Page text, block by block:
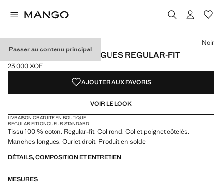
Passer au contenu principal
T-SHIRT MANCHES LONGUES REGULAR-FIT
Prix actuel [23 000 XOF ]
23 000 XOF
Choisissez une couleur
Couleur Noir sélectionnée
Couleur Blanc
Couleur Bleu marine
Couleur Chocolat
Noir
AJOUTER AUX FAVORIS
VOIR LE LOOK
LIVRAISON GRATUITE EN BOUTIQUE
REGULAR FITLONGUEUR STANDARD
Tissu 100 % coton. Regular-fit. Col rond. Col et poignet côtelés.
Manches longues. Ourlet droit. Produit en solde
DÉTAILS, COMPOSITION ET ENTRETIEN
MESURES